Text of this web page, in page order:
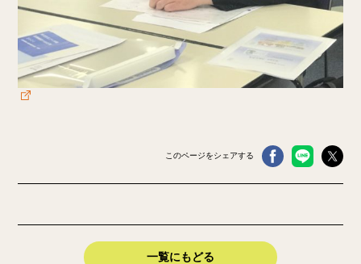
このページをシェアする
一覧にもどる